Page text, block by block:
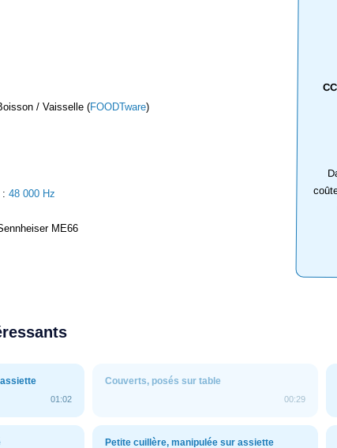
/ Vaisselle (FOODTware)
: 48 000 Hz
ME66
01:02
Couverts, posés sur table
00:29
Petite cuillère, manipulée sur assiette